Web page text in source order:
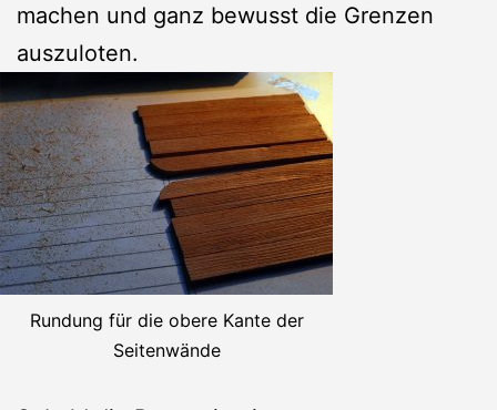
machen und ganz bewusst die Grenzen
auszuloten.
Rundung für die obere Kante der
Seitenwände